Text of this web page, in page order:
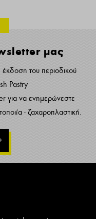
μας
του περιοδικού
Pastry
για να ενημερώνεστε
- ζαχαροπλαστική.